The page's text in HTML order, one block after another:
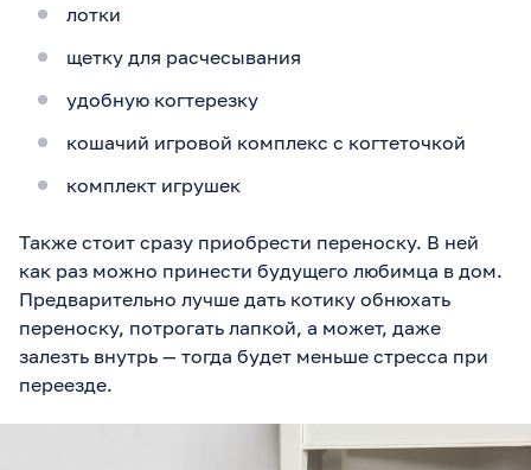
лотки
щетку для расчесывания
удобную когтерезку
кошачий игровой комплекс с когтеточкой
комплект игрушек
Также стоит сразу приобрести переноску. В ней
как раз можно принести будущего любимца в дом.
Предварительно лучше дать котику обнюхать
переноску, потрогать лапкой, а может, даже
залезть внутрь — тогда будет меньше стресса при
переезде.